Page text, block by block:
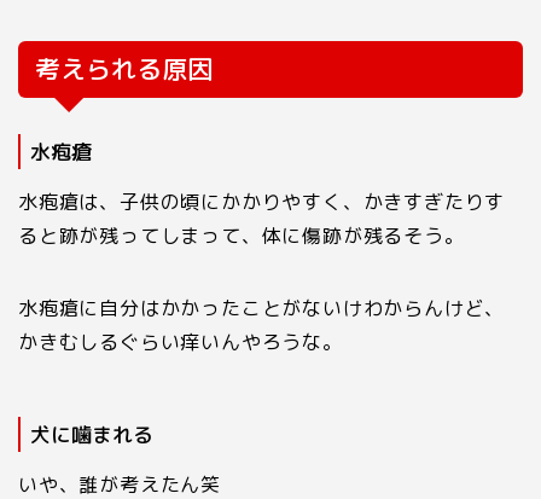
考えられる原因
水疱瘡
水疱瘡は、子供の頃にかかりやすく、かきすぎたりす
ると跡が残ってしまって、体に傷跡が残るそう。
水疱瘡に自分はかかったことがないけわからんけど、
かきむしるぐらい痒いんやろうな。
犬に噛まれる
いや、誰が考えたん笑